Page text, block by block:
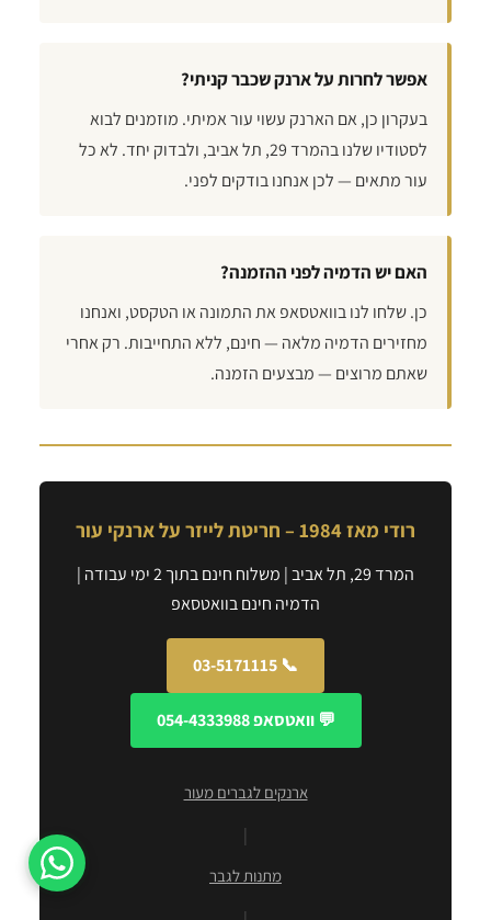
אפשר לחרות על ארנק שכבר קניתי?
בעקרון כן, אם הארנק עשוי עור אמיתי. מוזמנים לבוא
לסטודיו שלנו בהמרד 29, תל אביב, ולבדוק יחד. לא כל
עור מתאים — לכן אנחנו בודקים לפני.
האם יש הדמיה לפני ההזמנה?
כן. שלחו לנו בוואטסאפ את התמונה או הטקסט, ואנחנו
מחזירים הדמיה מלאה — חינם, ללא התחייבות. רק אחרי
שאתם מרוצים — מבצעים הזמנה.
רודי מאז 1984 – חריטת לייזר על ארנקי עור
המרד 29, תל אביב | משלוח חינם בתוך 2 ימי עבודה |
הדמיה חינם בוואטסאפ
📞 03-5171115
💬 וואטסאפ 054-4333988
ארנקים לגברים מעור
|
מתנות לגבר